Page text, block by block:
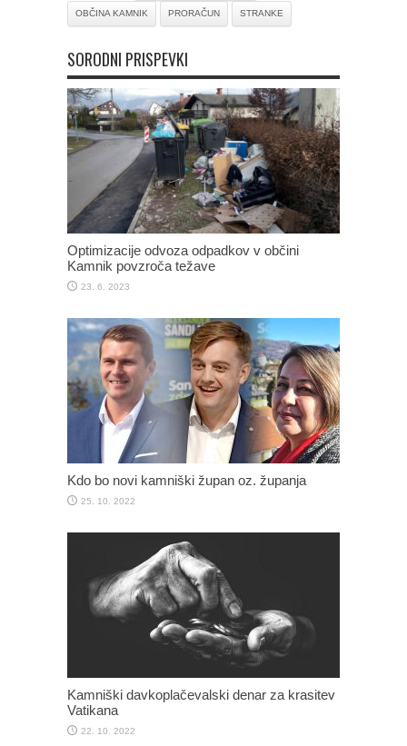
OBČINA KAMNIK PRORAČUN STRANKE
SORODNI PRISPEVKI
Optimizacije odvoza odpadkov v občini
Kamnik povzroča težave
23. 6. 2023
Kdo bo novi kamniški župan oz. županja
25. 10. 2022
Kamniški davkoplačevalski denar za krasitev
Vatikana
22. 10. 2022